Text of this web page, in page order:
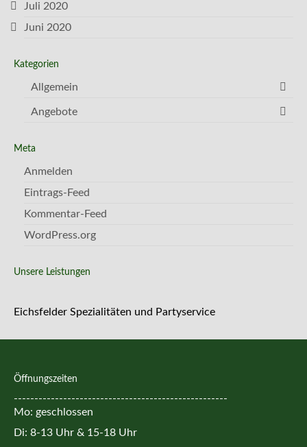
Juli 2020
Juni 2020
Kategorien
Allgemein
Angebote
Meta
Anmelden
Eintrags-Feed
Kommentar-Feed
WordPress.org
Unsere Leistungen
Eichsfelder Spezialitäten und Partyservice
Öffnungszeiten
----------------------------------------------------
Mo: geschlossen
Di: 8-13 Uhr & 15-18 Uhr